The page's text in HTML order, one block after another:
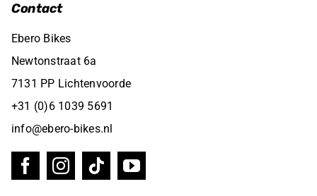
Contact
Ebero Bikes
Newtonstraat 6a
7131 PP Lichtenvoorde
+31 (0)6 1039 5691
info@ebero-bikes.nl